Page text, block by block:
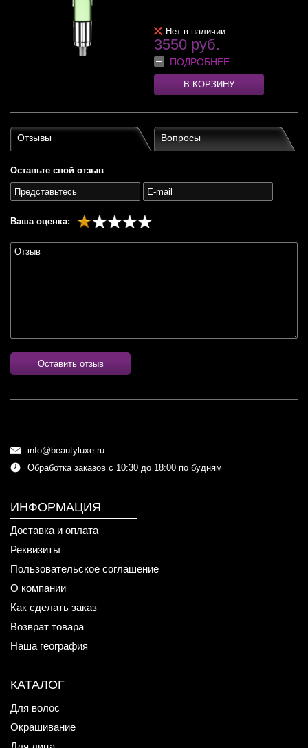
Нет в наличии
3550 руб.
ПОДРОБНЕЕ
В КОРЗИНУ
Отзывы Вопросы
Оставьте свой отзыв
Ваша оценка:
Оставить отзыв
info@beautyluxe.ru
Обработка заказов с 10:30 до 18:00 по будням
ИНФОРМАЦИЯ
Доставка и оплата
Реквизиты
Пользовательское соглашение
О компании
Как сделать заказ
Возврат товара
Наша география
КАТАЛОГ
Для волос
Окрашивание